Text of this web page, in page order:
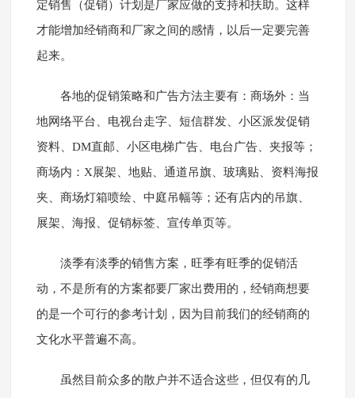
定销售（促销）计划是厂家应做的支持和扶助。这样
才能增加经销商和厂家之间的感情，以后一定要完善
起来。
各地的促销策略和广告方法主要有：商场外：当
地网络平台、电视台走字、短信群发、小区派发促销
资料、DM直邮、小区电梯广告、电台广告、夹报等；
商场内：X展架、地贴、通道吊旗、玻璃贴、资料海报
夹、商场灯箱喷绘、中庭吊幅等；还有店内的吊旗、
展架、海报、促销标签、宣传单页等。
淡季有淡季的销售方案，旺季有旺季的促销活
动，不是所有的方案都要厂家出费用的，经销商想要
的是一个可行的参考计划，因为目前我们的经销商的
文化水平普遍不高。
虽然目前众多的散户并不适合这些，但仅有的几